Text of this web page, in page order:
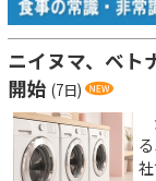
ニイヌマ、ベト
開始 (7日)